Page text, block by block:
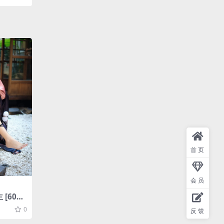
[60P-
0
首页
会员
反馈